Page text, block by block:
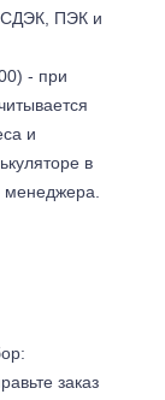
ПЭК и
- при
и
в
менеджера.
заказ